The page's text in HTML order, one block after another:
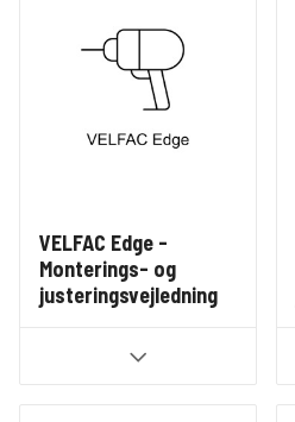
VELFAC Edge -
Monterings- og
justeringsvejledning